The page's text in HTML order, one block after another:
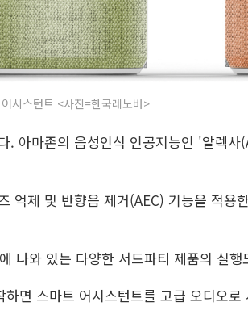
시스턴트 <사진=한국레노버>
아마존의 음성인식 인공지능인 '알렉
제 및 반향음 제거(AEC) 기능을 적용
나와 있는 다양한 서드파티 제품의 실행
스마트 어시스턴트를 고급 오디오로